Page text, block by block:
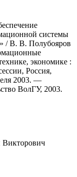
системы
/ В. В. Полубояров
экономике :
Россия,
2003. —
ВолГУ, 2003.
Викторович